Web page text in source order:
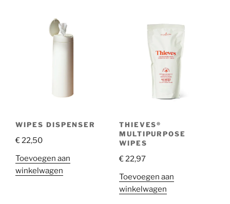
WIPES DISPENSER
€22,50
Toevoegen aan
winkelwagen
THIEVES®
MULTIPURPOSE
WIPES
€22,97
Toevoegen aan
winkelwagen